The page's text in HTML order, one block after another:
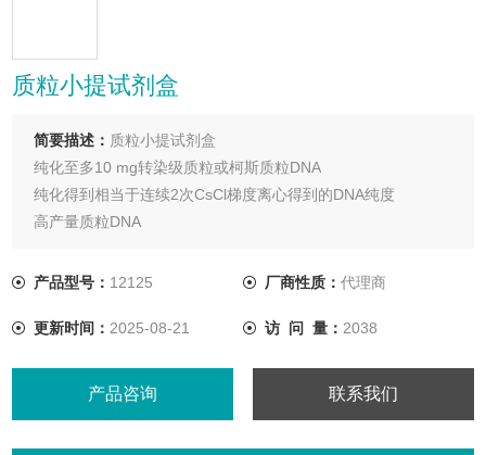
质粒小提试剂盒
简要描述： 质粒小提试剂盒
纯化至多10 mg转染级质粒或柯斯质粒DNA
纯化得到相当于连续2次CsCl梯度离心得到的DNA纯度
高产量质粒DNA
使用LyseBlue，获得最佳的裂解效果和最大的DNA产量
产品型号： 12125 厂商性质： 代理商
更新时间： 2025-08-21 访 问 量： 2038
产品咨询 联系我们